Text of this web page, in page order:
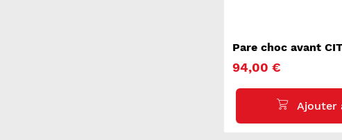
Pare choc avant
94,00 €